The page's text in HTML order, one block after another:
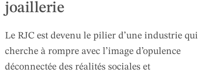
joaillerie
Le RJC est devenu le pilier d’une industrie qui
cherche à rompre avec l’image d’opulence
déconnectée des réalités sociales et